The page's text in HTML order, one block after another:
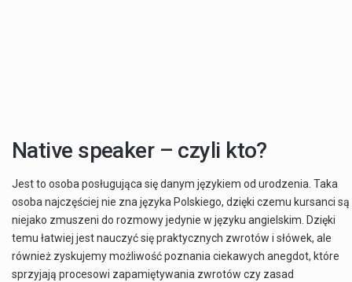
Native speaker – czyli kto?
Jest to osoba posługująca się danym językiem od urodzenia. Taka
osoba najczęściej nie zna języka Polskiego, dzięki czemu kursanci są
niejako zmuszeni do rozmowy jedynie w języku angielskim. Dzięki
temu łatwiej jest nauczyć się praktycznych zwrotów i słówek, ale
również zyskujemy możliwość poznania ciekawych anegdot, które
sprzyjają procesowi zapamiętywania zwrotów czy zasad